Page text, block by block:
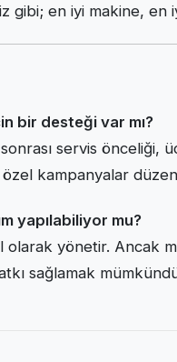
gibi; en iyi makine, en
bir desteği var mı?
servis önceliği,
kampanyalar
yapılabiliyor mu?
yönetir. Ancak
sağlamak